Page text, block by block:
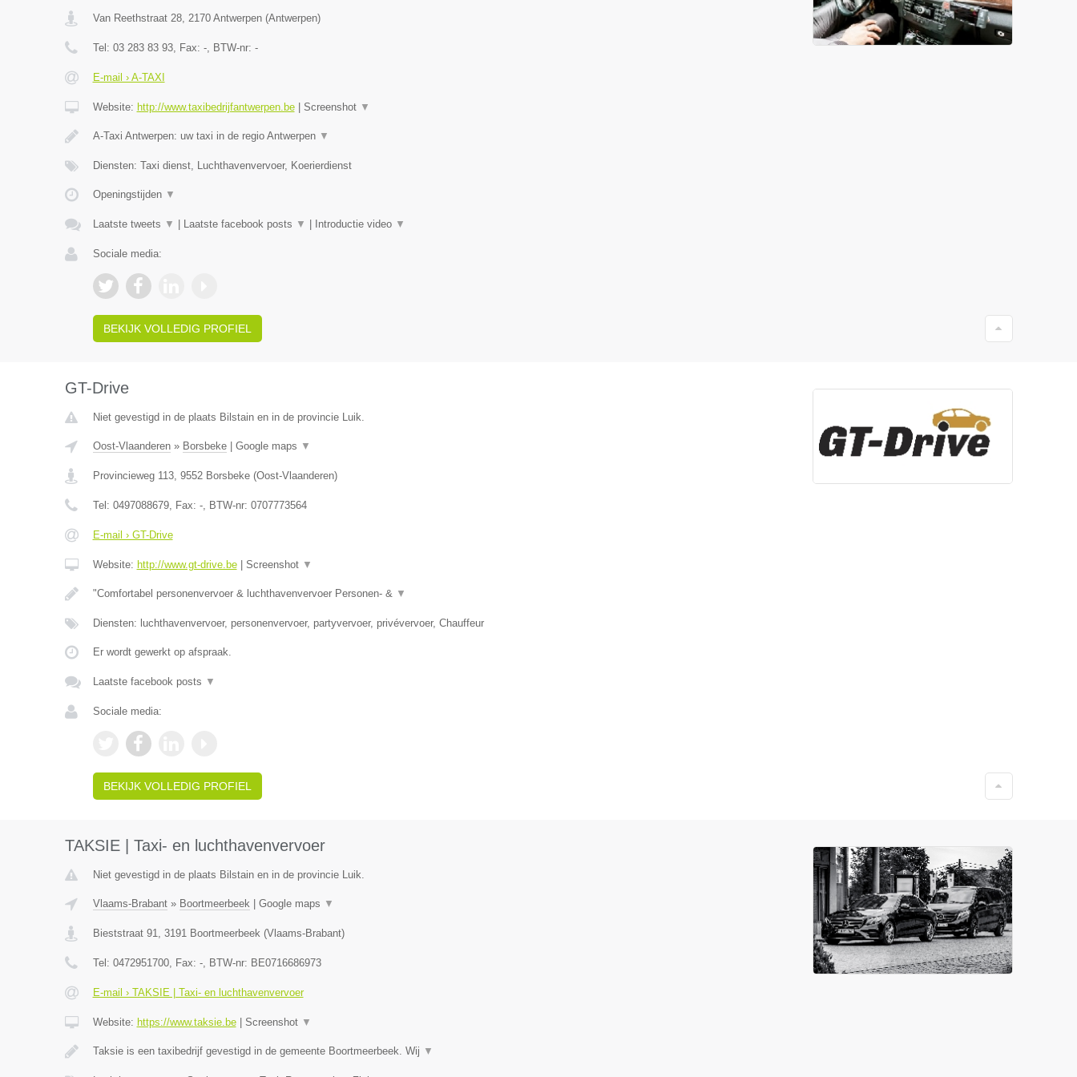
Van Reethstraat 28, 2170 Antwerpen(Antwerpen)
Tel: 03 283 83 93, Fax: -, BTW-nr: -
E-mail › A-TAXI
Website: http://www.taxibedrijfantwerpen.be| Screenshot ▼
A-Taxi Antwerpen: uw taxi in de regio Antwerpen ▼
Diensten: Taxi dienst, Luchthavenvervoer, Koerierdienst
Openingstijden ▼
Laatste tweets ▼ Laatste facebook posts ▼ Introductie video ▼
Sociale media:
BEKIJK VOLLEDIG PROFIEL
GT-Drive
Niet gevestigd in de plaats Bilstain en in de provincie Luik.
Oost-Vlaanderen» Borsbeke| Google maps ▼
Provincieweg 113, 9552 Borsbeke(Oost-Vlaanderen)
Tel: 0497088679, Fax: -, BTW-nr: 0707773564
E-mail › GT-Drive
Website: http://www.gt-drive.be| Screenshot ▼
"Comfortabel personenvervoer & luchthavenvervoer Personen- & ▼
Diensten: luchthavenvervoer, personenvervoer, partyvervoer, privévervoer, Chauffeur
Er wordt gewerkt op afspraak.
Laatste facebook posts ▼
Sociale media:
BEKIJK VOLLEDIG PROFIEL
TAKSIE | Taxi- en luchthavenvervoer
Niet gevestigd in de plaats Bilstain en in de provincie Luik.
Vlaams-Brabant» Boortmeerbeek| Google maps ▼
Bieststraat 91, 3191 Boortmeerbeek(Vlaams-Brabant)
Tel: 0472951700, Fax: -, BTW-nr: BE0716686973
E-mail › TAKSIE | Taxi- en luchthavenvervoer
Website: https://www.taksie.be| Screenshot ▼
Taksie is een taxibedrijf gevestigd in de gemeente Boortmeerbeek. Wij ▼